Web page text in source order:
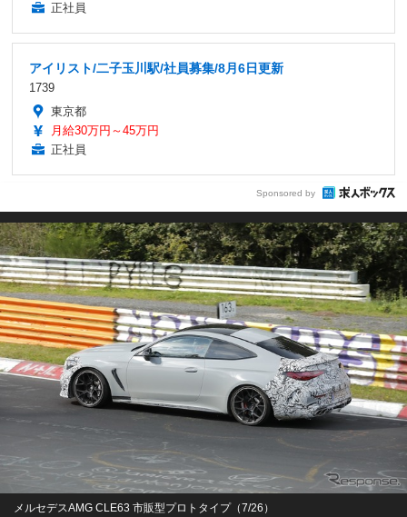
正社員
アイリスト/二子玉川駅/社員募集/8月6日更新
1739
東京都
月給30万円～45万円
正社員
Sponsored by
メルセデスAMG CLE63 市販型プロトタイプ（7/26）